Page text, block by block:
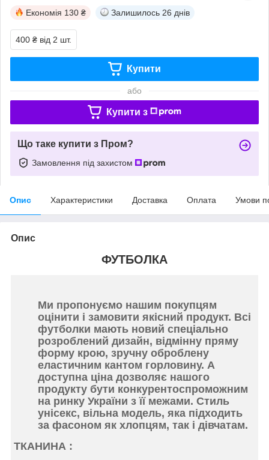
Економія 130 ₴ Залишилось 26 днів
400 ₴ від 2 шт.
Купити
або
Купити з
Що таке купити з Пром?
Замовлення під захистом
Опис Характеристики Доставка Оплата Умови
Опис
ФУТБОЛКА
Ми пропонуємо нашим покупцям
оцінити і замовити якісний продукт. Всі
футболки мають новий спеціально
розроблений дизайн, відмінну пряму
форму крою, зручну оброблену
еластичним кантом горловину. А
доступна ціна дозволяє нашого
продукту бути конкурентоспроможним
на ринку України з її межами. Стиль
унісекс, вільна модель, яка підходить
за фасоном як хлопцям, так і дівчатам.
ТКАНИНА :